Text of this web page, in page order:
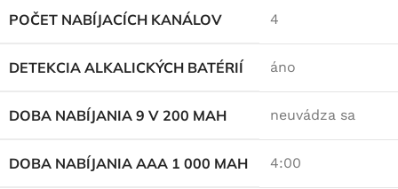
POČET NABÍJACÍCH KANÁLOV 4
DETEKCIA ALKALICKÝCH BATÉRIÍ áno
DOBA NABÍJANIA 9 V 200 MAH neuvádza sa
DOBA NABÍJANIA AAA 1 000 MAH 4:00